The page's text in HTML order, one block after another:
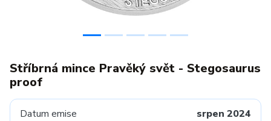
Stříbrná mince Pravěký svět - Stegosaurus
proof
Datum emise srpen 2024